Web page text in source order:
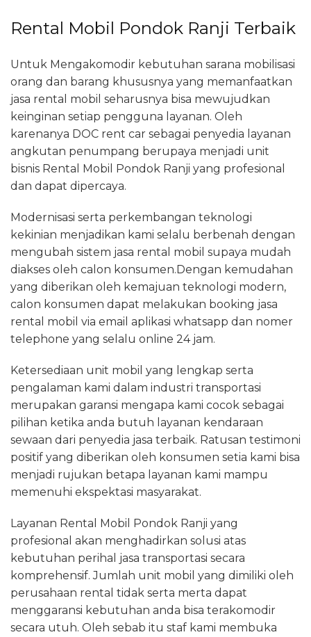
Rental Mobil Pondok Ranji Terbaik
Untuk Mengakomodir kebutuhan sarana mobilisasi
orang dan barang khususnya yang memanfaatkan
jasa rental mobil seharusnya bisa mewujudkan
keinginan setiap pengguna layanan. Oleh
karenanya DOC rent car sebagai penyedia layanan
angkutan penumpang berupaya menjadi unit
bisnis Rental Mobil Pondok Ranji yang profesional
dan dapat dipercaya.
Modernisasi serta perkembangan teknologi
kekinian menjadikan kami selalu berbenah dengan
mengubah sistem jasa rental mobil supaya mudah
diakses oleh calon konsumen.Dengan kemudahan
yang diberikan oleh kemajuan teknologi modern,
calon konsumen dapat melakukan booking jasa
rental mobil via email aplikasi whatsapp dan nomer
telephone yang selalu online 24 jam.
Ketersediaan unit mobil yang lengkap serta
pengalaman kami dalam industri transportasi
merupakan garansi mengapa kami cocok sebagai
pilihan ketika anda butuh layanan kendaraan
sewaan dari penyedia jasa terbaik. Ratusan testimoni
positif yang diberikan oleh konsumen setia kami bisa
menjadi rujukan betapa layanan kami mampu
memenuhi ekspektasi masyarakat.
Layanan Rental Mobil Pondok Ranji yang
profesional akan menghadirkan solusi atas
kebutuhan perihal jasa transportasi secara
komprehensif. Jumlah unit mobil yang dimiliki oleh
perusahaan rental tidak serta merta dapat
menggaransi kebutuhan anda bisa terakomodir
secara utuh. Oleh sebab itu staf kami membuka